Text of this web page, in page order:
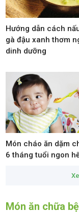
Hướng dẫn cách
gà đậu xanh thơm
dinh dưỡng
Món cháo ăn dặm
6 tháng tuổi ngon
Món ăn chữa